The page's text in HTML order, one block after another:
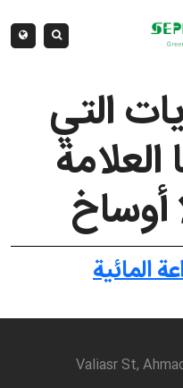
التي
أوساخ
المائية